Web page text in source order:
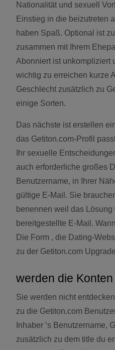
Nationalität und sexuell
Einstieg in die beizutreten
haben Spaß. Optional ist
zusammen mit Ihrem
Abonniert ist unkompliziert
wichtig zu erreichen kurze
Geschlecht zusätzlich zu
einige Sorten.
Das nächste ist erstellen
das Getiton.com-Profil
Ihr sexuelle
auch erforderliche großes
Benutzername, in Ihrer
gültige E-Mail. Sie
benennen weil das
bereitgestellte E-Mail.
Die Form , die Dating-
zu der Getiton.com
werden die
Sie werden nicht
zu die Getiton.com
Inhaber ‘s Benutzername,
zusätzlich zu dem title du